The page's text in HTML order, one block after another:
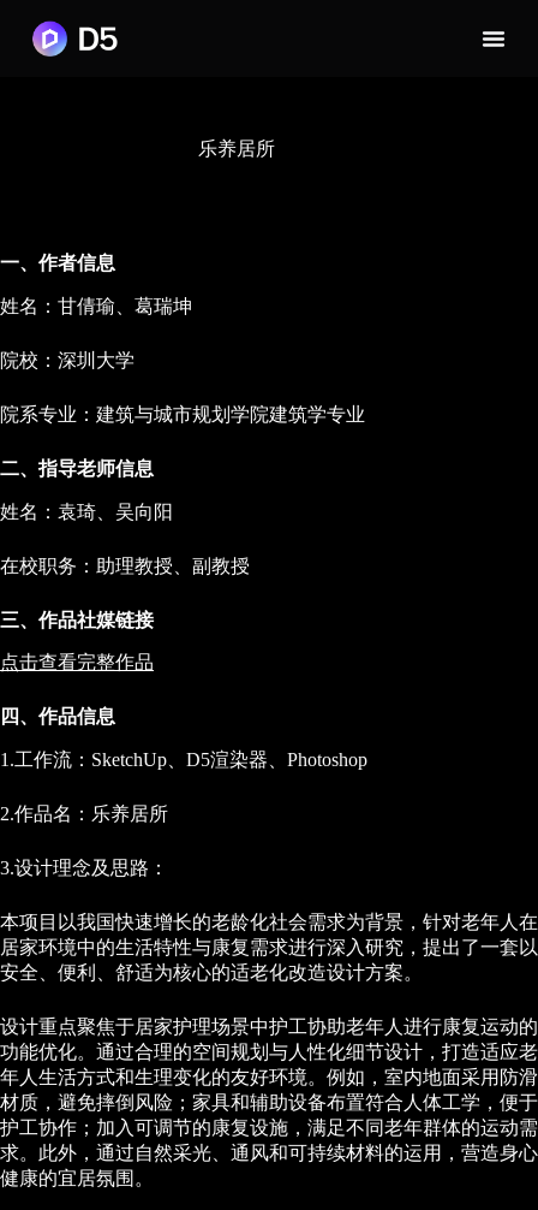
乐养居所
一、作者信息
姓名：甘倩瑜、葛瑞坤
院校：深圳大学
院系专业：建筑与城市规划学院建筑学专业
二、指导老师信息
姓名：袁琦、吴向阳
在校职务：助理教授、副教授
三、作品社媒链接
点击查看完整作品
四、作品信息
1.工作流：SketchUp、D5渲染器、Photoshop
2.作品名：乐养居所
3.设计理念及思路：
本项目以我国快速增长的老龄化社会需求为背景，针对老年人在
居家环境中的生活特性与康复需求进行深入研究，提出了一套以
安全、便利、舒适为核心的适老化改造设计方案。
设计重点聚焦于居家护理场景中护工协助老年人进行康复运动的
功能优化。通过合理的空间规划与人性化细节设计，打造适应老
年人生活方式和生理变化的友好环境。例如，室内地面采用防滑
材质，避免摔倒风险；家具和辅助设备布置符合人体工学，便于
护工协作；加入可调节的康复设施，满足不同老年群体的运动需
求。此外，通过自然采光、通风和可持续材料的运用，营造身心
健康的宜居氛围。